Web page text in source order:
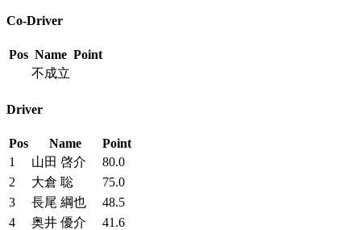
Co-Driver
Pos Name Point
不成立
Driver
Pos Name
Point
1
山田 啓介
80.0
2
大倉 聡
75.0
3
長尾 綱也
48.5
4
奥井 優介
41.6